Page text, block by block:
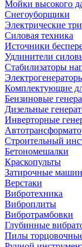
Мойки высокого
Снегоуборщики
Электрические
Силовая техника
Источники
Удлинители
Стабилизаторы
Комплектующие
Бензиновые
Дизельные
Инверторные
Строительный
Бетономешалки
Краскопульты
Затирочные
Верстаки
Вибротехника
Виброплиты
Вибротрамбовки
Глубинные
Пилы